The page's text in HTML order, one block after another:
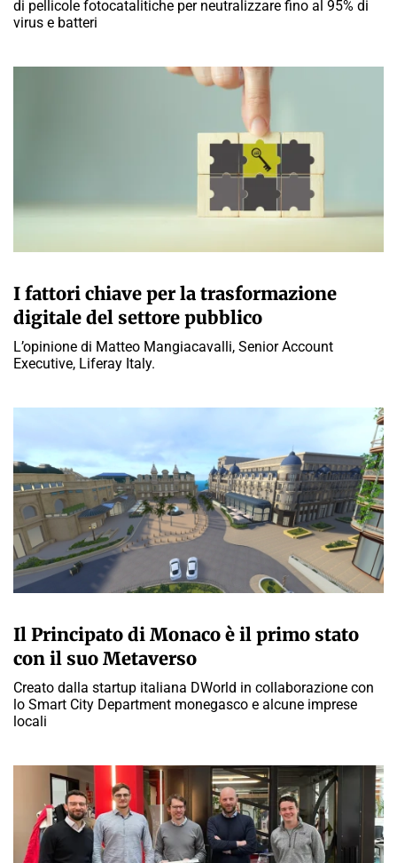
di pellicole fotocatalitiche per neutralizzare fino al 95% di
virus e batteri
I fattori chiave per la trasformazione
digitale del settore pubblico
L’opinione di Matteo Mangiacavalli, Senior Account
Executive, Liferay Italy.
Il Principato di Monaco è il primo stato
con il suo Metaverso
Creato dalla startup italiana DWorld in collaborazione con
lo Smart City Department monegasco e alcune imprese
locali